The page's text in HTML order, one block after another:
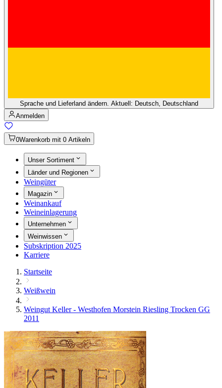
Sprache und Lieferland ändern. Aktuell: Deutsch, Deutschland
Anmelden
0Warenkorb mit 0 Artikeln
Unser Sortiment
Länder und Regionen
Weingüter
Magazin
Weinankauf
Weineinlagerung
Unternehmen
Weinwissen
Subskription 2025
Karriere
Startseite
Weißwein
Weingut Keller - Westhofen Morstein Riesling Trocken GG
2011